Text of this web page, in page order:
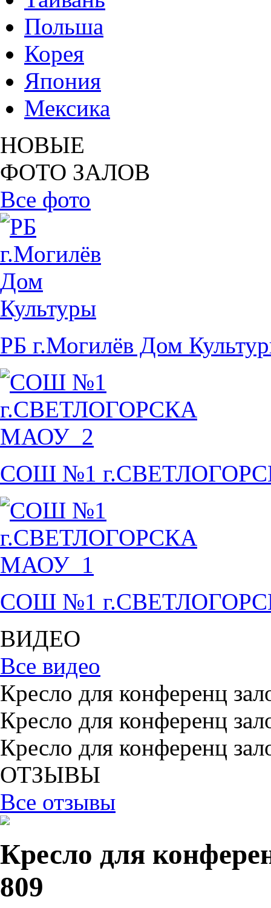
Польша
Корея
Япония
Мексика
НОВЫЕ
ФОТО ЗАЛОВ
Все фото
РБ г.Могилёв Дом
СОШ №1
СОШ №1
ВИДЕО
Все видео
Кресло для конференц
Кресло для конференц
Кресло для конференц
ОТЗЫВЫ
Все отзывы
Кресло для
809